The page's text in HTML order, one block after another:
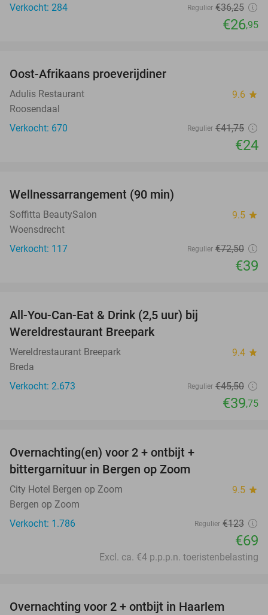
Verkocht: 284 Regulier €36,25
€26,95
Oost-Afrikaans proeverijdiner
Adulis Restaurant 9.6 star
Roosendaal
Verkocht: 670
Regulier €41,75
€24
Wellnessarrangement (90 min)
Soffitta BeautySalon 9.5 star
Woensdrecht
Verkocht: 117
Regulier €72,50
€39
All-You-Can-Eat & Drink (2,5 uur) bij
Wereldrestaurant Breepark
Wereldrestaurant Breepark 9.4 star
Breda
Verkocht: 2.673
Regulier €45,50
€39,75
Overnachting(en) voor 2 + ontbijt +
bittergarnituur in Bergen op Zoom
City Hotel Bergen op Zoom 9.5 star
Bergen op Zoom
Verkocht: 1.786
Regulier €123
€69
Excl. ca. €4 p.p.p.n. toeristenbelasting
Overnachting voor 2 + ontbijt in Haarlem